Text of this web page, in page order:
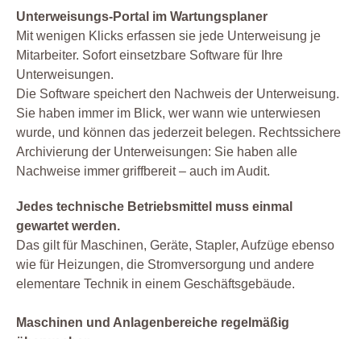
Unterweisungs-Portal im Wartungsplaner
Mit wenigen Klicks erfassen sie jede Unterweisung je
Mitarbeiter. Sofort einsetzbare Software für Ihre
Unterweisungen.
Die Software speichert den Nachweis der Unterweisung.
Sie haben immer im Blick, wer wann wie unterwiesen
wurde, und können das jederzeit belegen. Rechtssichere
Archivierung der Unterweisungen: Sie haben alle
Nachweise immer griffbereit – auch im Audit.
Jedes technische Betriebsmittel muss einmal
gewartet werden.
Das gilt für Maschinen, Geräte, Stapler, Aufzüge ebenso
wie für Heizungen, die Stromversorgung und andere
elementare Technik in einem Geschäftsgebäude.
Maschinen und Anlagenbereiche regelmäßig